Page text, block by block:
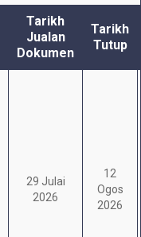
Tarikh
Jualan
Dokumen
Tarikh
Tutup
29 Julai
2026
12
Ogos
2026